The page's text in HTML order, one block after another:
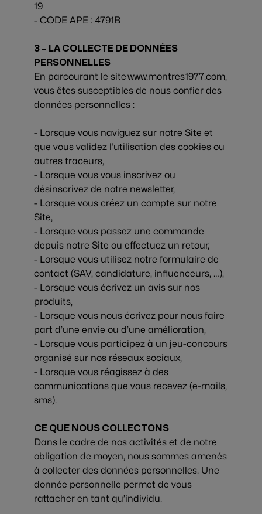
19
- CODE APE : 4791B
3 – LA COLLECTE DE DONNÉES
PERSONNELLES
En parcourant le site www.montres1977.com,
vous êtes susceptibles de nous confier des
données personnelles :
- Lorsque vous naviguez sur notre Site et
que vous validez l’utilisation des cookies ou
autres traceurs,
- Lorsque vous vous inscrivez ou
désinscrivez de notre newsletter,
- Lorsque vous créez un compte sur notre
Site,
- Lorsque vous passez une commande
depuis notre Site ou effectuez un retour,
- Lorsque vous utilisez notre formulaire de
contact (SAV, candidature, influenceurs, …),
- Lorsque vous écrivez un avis sur nos
produits,
- Lorsque vous nous écrivez pour nous faire
part d’une envie ou d’une amélioration,
- Lorsque vous participez à un jeu-concours
organisé sur nos réseaux sociaux,
- Lorsque vous réagissez à des
communications que vous recevez (e-mails,
sms).
CE QUE NOUS COLLECTONS
Dans le cadre de nos activités et de notre
obligation de moyen, nous sommes amenés
à collecter des données personnelles. Une
donnée personnelle permet de vous
rattacher en tant qu’individu.